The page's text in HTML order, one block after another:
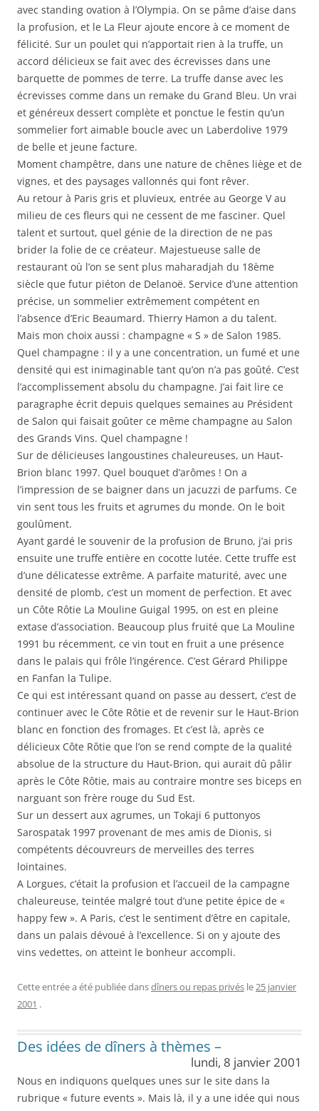
avec standing ovation à l’Olympia. On se pâme d’aise dans
la profusion, et le La Fleur ajoute encore à ce moment de
félicité. Sur un poulet qui n’apportait rien à la truffe, un
accord délicieux se fait avec des écrevisses dans une
barquette de pommes de terre. La truffe danse avec les
écrevisses comme dans un remake du Grand Bleu. Un vrai
et généreux dessert complète et ponctue le festin qu’un
sommelier fort aimable boucle avec un Laberdolive 1979
de belle et jeune facture.
Moment champêtre, dans une nature de chênes liège et de
vignes, et des paysages vallonnés qui font rêver.
Au retour à Paris gris et pluvieux, entrée au George V au
milieu de ces fleurs qui ne cessent de me fasciner. Quel
talent et surtout, quel génie de la direction de ne pas
brider la folie de ce créateur. Majestueuse salle de
restaurant où l’on se sent plus maharadjah du 18ème
siècle que futur piéton de Delanoë. Service d’une attention
précise, un sommelier extrêmement compétent en
l’absence d’Eric Beaumard. Thierry Hamon a du talent.
Mais mon choix aussi : champagne « S » de Salon 1985.
Quel champagne : il y a une concentration, un fumé et une
densité qui est inimaginable tant qu’on n’a pas goûté. C’est
l’accomplissement absolu du champagne. J’ai fait lire ce
paragraphe écrit depuis quelques semaines au Président
de Salon qui faisait goûter ce même champagne au Salon
des Grands Vins. Quel champagne !
Sur de délicieuses langoustines chaleureuses, un Haut-
Brion blanc 1997. Quel bouquet d’arômes ! On a
l’impression de se baigner dans un jacuzzi de parfums. Ce
vin sent tous les fruits et agrumes du monde. On le boit
goulûment.
Ayant gardé le souvenir de la profusion de Bruno, j’ai pris
ensuite une truffe entière en cocotte lutée. Cette truffe est
d’une délicatesse extrême. A parfaite maturité, avec une
densité de plomb, c’est un moment de perfection. Et avec
un Côte Rôtie La Mouline Guigal 1995, on est en pleine
extase d’association. Beaucoup plus fruité que La Mouline
1991 bu récemment, ce vin tout en fruit a une présence
dans le palais qui frôle l’ingérence. C’est Gérard Philippe
en Fanfan la Tulipe.
Ce qui est intéressant quand on passe au dessert, c’est de
continuer avec le Côte Rôtie et de revenir sur le Haut-Brion
blanc en fonction des fromages. Et c’est là, après ce
délicieux Côte Rôtie que l’on se rend compte de la qualité
absolue de la structure du Haut-Brion, qui aurait dû pâlir
après le Côte Rôtie, mais au contraire montre ses biceps en
narguant son frère rouge du Sud Est.
Sur un dessert aux agrumes, un Tokaji 6 puttonyos
Sarospatak 1997 provenant de mes amis de Dionis, si
compétents découvreurs de merveilles des terres
lointaines.
A Lorgues, c’était la profusion et l’accueil de la campagne
chaleureuse, teintée malgré tout d’une petite épice de «
happy few ». A Paris, c’est le sentiment d’être en capitale,
dans un palais dévoué à l’excellence. Si on y ajoute des
vins vedettes, on atteint le bonheur accompli.
Cette entrée a été publiée dansdîners ou repas privés le25 janvier
2001 .
Des idées de dîners à thèmes –
lundi, 8 janvier 2001
Nous en indiquons quelques unes sur le site dans la
rubrique « future events ». Mais là, il y a une idée qui nous